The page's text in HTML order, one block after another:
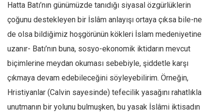
Leyla Şerif Emin
Abir E. Nahas
Amina S. Jenenkovic
Bağdagül Öz
Esra Elönü
Hatta Batı’nın günümüzde tanıdığı siyasal özgürlüklerin
çoğunu destekleyen bir İslâm anlayışı ortaya çıksa bile-ne
de olsa bildiğimiz hoşgörünün kökleri İslam medeniyetine
uzanır- Batı’nın buna, sosyo-ekonomik iktidarın mevcut
biçimlerine meydan okuması sebebiyle, şiddetle karşı
çıkmaya devam edebileceğini söyleyebilirim. Örneğin,
Hristiyanlar (Calvin sayesinde) tefecilik yasağını rahatlıkla
unutmanın bir yolunu bulmuşken, bu yasak İslâmi iktisadın